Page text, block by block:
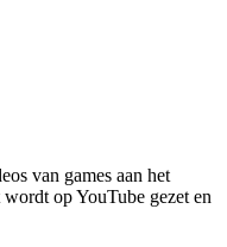
van games aan het
op YouTube gezet en